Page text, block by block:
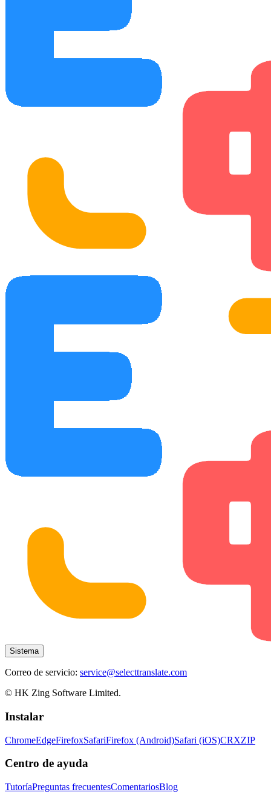
Sistema
Correo de servicio: service@selecttranslate.com
© HK Zing Software Limited.
Instalar
ChromeEdgeFirefoxSafariFirefox (Android)Safari (iOS)CRXZIP
Centro de ayuda
TutoríaPreguntas frecuentesComentariosBlog